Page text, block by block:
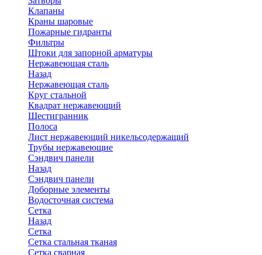
Клапаны
Краны шаровые
Пожарные гидранты
Фильтры
Штоки для запорной арматуры
Нержавеющая сталь
Назад
Нержавеющая сталь
Круг стальной
Квадрат нержавеющий
Шестигранник
Полоса
Лист нержавеющий никельсодержащий
Трубы нержавеющие
Сэндвич панели
Назад
Сэндвич панели
Доборные элементы
Водосточная система
Сетка
Назад
Сетка
Сетка стальная тканая
Сетка сварная